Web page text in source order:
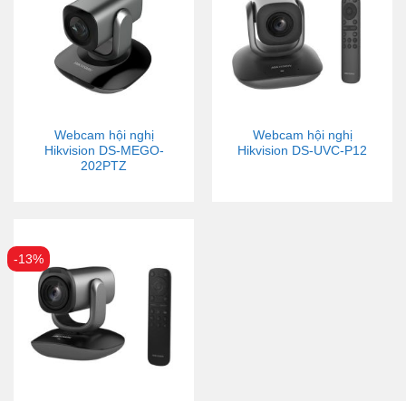
Webcam hội nghị
Hikvision DS-MEGO-
202PTZ
Webcam hội nghị
Hikvision DS-UVC-P12
-13%